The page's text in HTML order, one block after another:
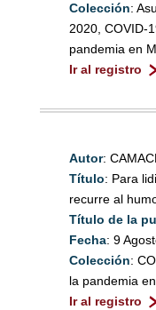
Colección:
2020, COVID-
pandemia en
Ir al registro
Autor:
Título: Para
recurre al
Título de la
Fecha: 9
Colección:
la pandemia
Ir al registro